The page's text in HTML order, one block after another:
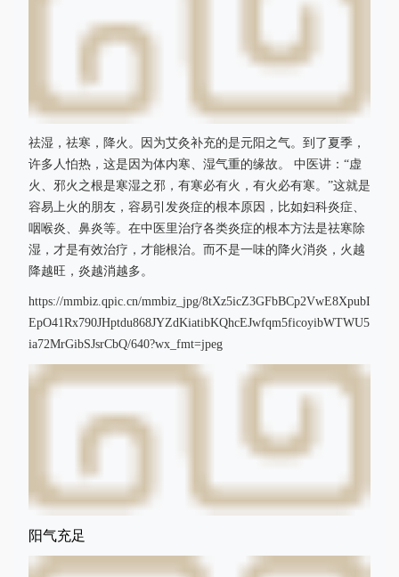
祛湿，祛寒，降火。因为艾灸补充的是元阳之气。到了夏季，
许多人怕热，这是因为体内寒、湿气重的缘故。 中医讲：“虚
火、邪火之根是寒湿之邪，有寒必有火，有火必有寒。”这就是
容易上火的朋友，容易引发炎症的根本原因，比如妇科炎症、
咽喉炎、鼻炎等。在中医里治疗各类炎症的根本方法是祛寒除
湿，才是有效治疗，才能根治。而不是一味的降火消炎，火越
降越旺，炎越消越多。
https://mmbiz.qpic.cn/mmbiz_jpg/8tXz5icZ3GFbBCp2VwE8XpubI
EpO41Rx790JHptdu868JYZdKiatibKQhcEJwfqm5ficoyibWTWU5
ia72MrGibSJsrCbQ/640?wx_fmt=jpeg
阳气充足